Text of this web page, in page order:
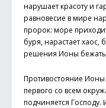
нарушает красоту и
равновесие в мире
пророк: море
буря, нарастает хаос,
решения Ионы бежать
Противостояние Ионы
первого со всем
подчиняется Господу.